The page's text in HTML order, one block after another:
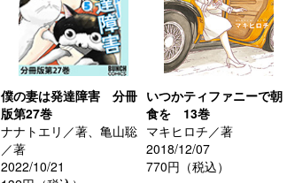
僕の妻は発達障害 分冊
版第27巻
ナナトエリ／著、亀山聡
／著
2022/10/21
いつかティファニーで朝
食を 13巻
マキヒロチ／著
2018/12/07
770円（税込）